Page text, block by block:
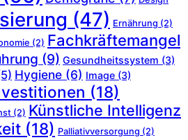
(47) Ernährung (2)
(2) Fachkräftemangel
(9) Gesundheitssystem (3)
Hygiene (6) Image (3)
(18)
(2) Künstliche Intelligenz
(18) Palliativversorgung (2)